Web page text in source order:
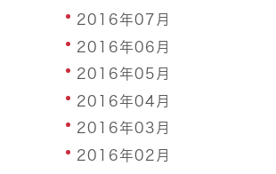
2016年07月
2016年06月
2016年05月
2016年04月
2016年03月
2016年02月